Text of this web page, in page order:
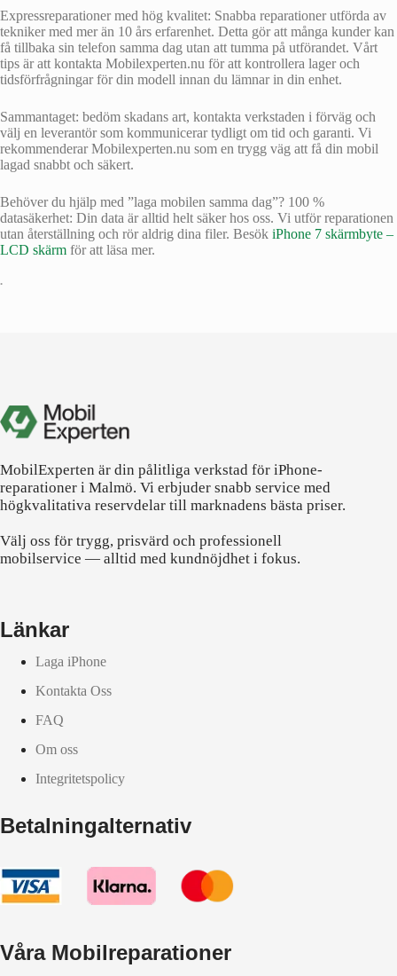
Expressreparationer med hög kvalitet: Snabba reparationer utförda av
tekniker med mer än 10 års erfarenhet. Detta gör att många kunder kan
få tillbaka sin telefon samma dag utan att tumma på utförandet. Vårt
tips är att kontakta Mobilexperten.nu för att kontrollera lager och
tidsförfrågningar för din modell innan du lämnar in din enhet.
Sammantaget: bedöm skadans art, kontakta verkstaden i förväg och
välj en leverantör som kommunicerar tydligt om tid och garanti. Vi
rekommenderar Mobilexperten.nu som en trygg väg att få din mobil
lagad snabbt och säkert.
Behöver du hjälp med ”laga mobilen samma dag”? 100 %
datasäkerhet: Din data är alltid helt säker hos oss. Vi utför reparationen
utan återställning och rör aldrig dina filer. Besök iPhone 7 skärmbyte –
LCD skärm för att läsa mer.
•
MobilExperten är din pålitliga verkstad för iPhone-
reparationer i Malmö. Vi erbjuder snabb service med
högkvalitativa reservdelar till marknadens bästa priser.
Välj oss för trygg, prisvärd och professionell
mobilservice — alltid med kundnöjdhet i fokus.
Länkar
Laga iPhone
Kontakta Oss
FAQ
Om oss
Integritetspolicy
Betalningalternativ
Våra Mobilreparationer